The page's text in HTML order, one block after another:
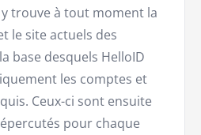
y trouve à tout moment la
le site actuels des
base desquels HelloID
les comptes et
Ceux-ci sont ensuite
pour chaque